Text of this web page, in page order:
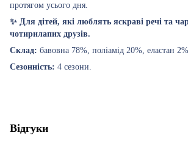
протягом усього дня.
✨ Для дітей, які люблять яскраві речі та
чотирилапих друзів.
Склад: бавовна 78%, поліамід 20%, еластан
Сезонність: 4 сезони.
Відгуки